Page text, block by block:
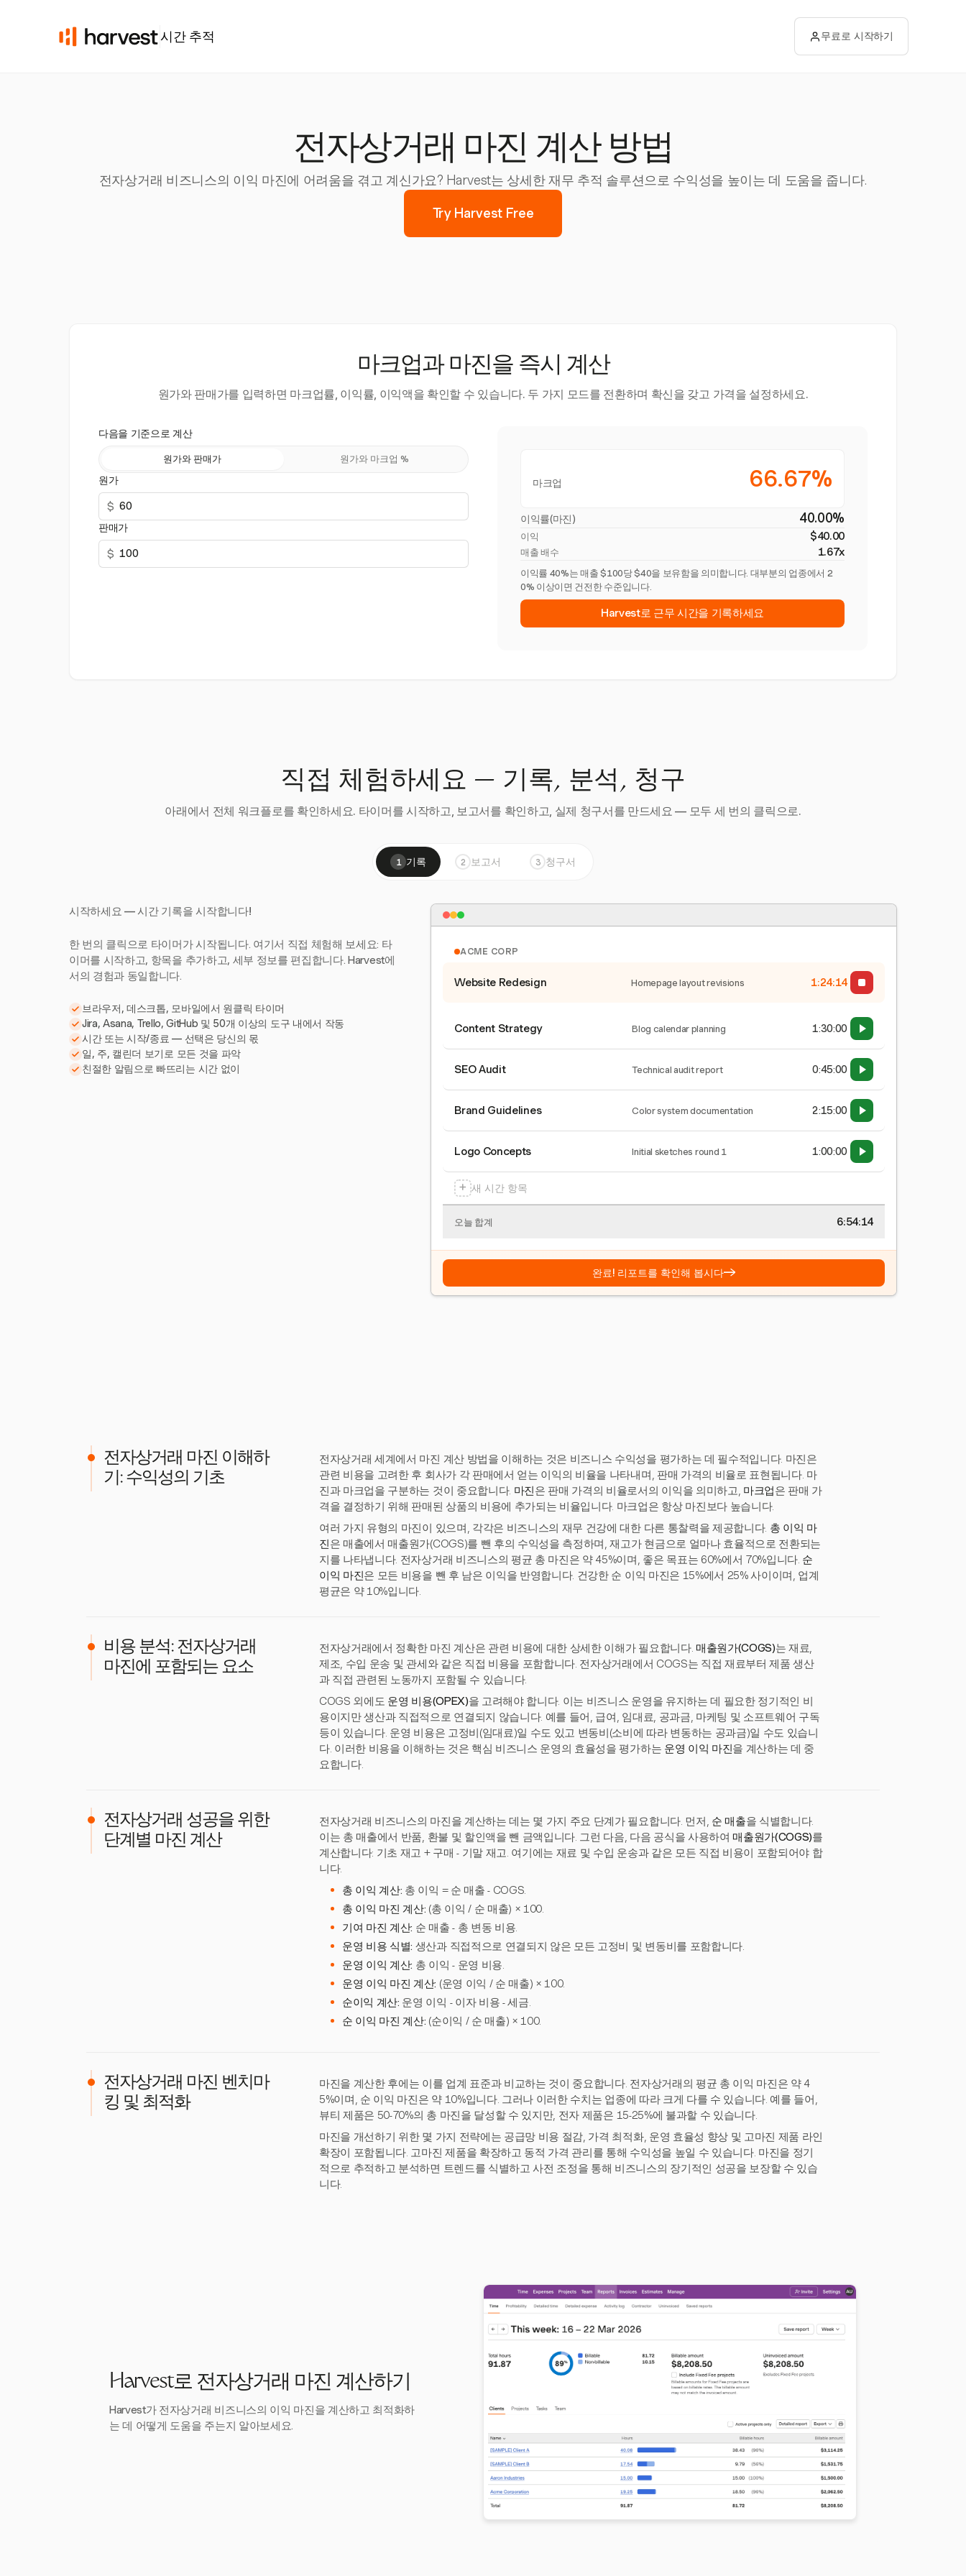
시간 추적 무료로 시작하기
전자상거래 마진 계산 방법
전자상거래 비즈니스의 이익 마진에 어려움을 겪고 계신가요? Harvest는 상세한 재무 추적 솔루션으로 수익성을 높이는 데 도움을 줍니다.
Try Harvest Free
마크업과 마진을 즉시 계산
원가와 판매가를 입력하면 마크업률, 이익률, 이익액을 확인할 수 있습니다. 두 가지 모드를 전환하며 확신을 갖고 가격을 설정하세요.
다음을 기준으로 계산
원가와 판매가 원가와 마크업 %
원가
$
판매가
$
마크업 66.67%
이익률(마진) 40.00%
이익 $40.00
매출 배수 1.67x
이익률 40%는 매출 $100당 $40을 보유함을 의미합니다. 대부분의 업종에서 2
0% 이상이면 건전한 수준입니다.
Harvest로 근무 시간을 기록하세요
직접 체험하세요 — 기록, 분석, 청구
아래에서 전체 워크플로를 확인하세요. 타이머를 시작하고, 보고서를 확인하고, 실제 청구서를 만드세요 — 모두 세 번의 클릭으로.
1 기록 2 보고서 3 청구서
시작하세요 — 시간 기록을 시작합니다!
한 번의 클릭으로 타이머가 시작됩니다. 여기서 직접 체험해 보세요: 타
이머를 시작하고, 항목을 추가하고, 세부 정보를 편집합니다. Harvest에
서의 경험과 동일합니다.
브라우저, 데스크톱, 모바일에서 원클릭 타이머
Jira, Asana, Trello, GitHub 및 50개 이상의 도구 내에서 작동
시간 또는 시작/종료 — 선택은 당신의 몫
일, 주, 캘린더 보기로 모든 것을 파악
친절한 알림으로 빠뜨리는 시간 없이
ACME CORP
Website Redesign Homepage layout revisions 1:24:14
Content Strategy Blog calendar planning 1:30:00
SEO Audit Technical audit report 0:45:00
Brand Guidelines Color system documentation 2:15:00
Logo Concepts Initial sketches round 1 1:00:00
+ 새 시간 항목
오늘 합계 6:54:14
완료! 리포트를 확인해 봅시다→
전자상거래 마진 이해하
기: 수익성의 기초
전자상거래 세계에서 마진 계산 방법을 이해하는 것은 비즈니스 수익성을 평가하는 데 필수적입니다. 마진은
관련 비용을 고려한 후 회사가 각 판매에서 얻는 이익의 비율을 나타내며, 판매 가격의 비율로 표현됩니다. 마
진과 마크업을 구분하는 것이 중요합니다. 마진은 판매 가격의 비율로서의 이익을 의미하고, 마크업은 판매 가
격을 결정하기 위해 판매된 상품의 비용에 추가되는 비율입니다. 마크업은 항상 마진보다 높습니다.
여러 가지 유형의 마진이 있으며, 각각은 비즈니스의 재무 건강에 대한 다른 통찰력을 제공합니다. 총 이익 마
진은 매출에서 매출원가(COGS)를 뺀 후의 수익성을 측정하며, 재고가 현금으로 얼마나 효율적으로 전환되는
지를 나타냅니다. 전자상거래 비즈니스의 평균 총 마진은 약 45%이며, 좋은 목표는 60%에서 70%입니다. 순
이익 마진은 모든 비용을 뺀 후 남은 이익을 반영합니다. 건강한 순 이익 마진은 15%에서 25% 사이이며, 업계
평균은 약 10%입니다.
비용 분석: 전자상거래
마진에 포함되는 요소
전자상거래에서 정확한 마진 계산은 관련 비용에 대한 상세한 이해가 필요합니다. 매출원가(COGS)는 재료,
제조, 수입 운송 및 관세와 같은 직접 비용을 포함합니다. 전자상거래에서 COGS는 직접 재료부터 제품 생산
과 직접 관련된 노동까지 포함될 수 있습니다.
COGS 외에도 운영 비용(OPEX)을 고려해야 합니다. 이는 비즈니스 운영을 유지하는 데 필요한 정기적인 비
용이지만 생산과 직접적으로 연결되지 않습니다. 예를 들어, 급여, 임대료, 공과금, 마케팅 및 소프트웨어 구독
등이 있습니다. 운영 비용은 고정비(임대료)일 수도 있고 변동비(소비에 따라 변동하는 공과금)일 수도 있습니
다. 이러한 비용을 이해하는 것은 핵심 비즈니스 운영의 효율성을 평가하는 운영 이익 마진을 계산하는 데 중
요합니다.
전자상거래 성공을 위한
단계별 마진 계산
전자상거래 비즈니스의 마진을 계산하는 데는 몇 가지 주요 단계가 필요합니다. 먼저, 순 매출을 식별합니다.
이는 총 매출에서 반품, 환불 및 할인액을 뺀 금액입니다. 그런 다음, 다음 공식을 사용하여매출원가(COGS)를
계산합니다: 기초 재고 + 구매 - 기말 재고. 여기에는 재료 및 수입 운송과 같은 모든 직접 비용이 포함되어야 합
니다.
총 이익 계산: 총 이익 = 순 매출 - COGS.
총 이익 마진 계산: (총 이익 / 순 매출) × 100.
기여 마진 계산: 순 매출 - 총 변동 비용.
운영 비용 식별: 생산과 직접적으로 연결되지 않은 모든 고정비 및 변동비를 포함합니다.
운영 이익 계산: 총 이익 - 운영 비용.
운영 이익 마진 계산: (운영 이익 / 순 매출) × 100.
순이익 계산: 운영 이익 - 이자 비용 - 세금.
순 이익 마진 계산: (순이익 / 순 매출) × 100.
전자상거래 마진 벤치마
킹 및 최적화
마진을 계산한 후에는 이를 업계 표준과 비교하는 것이 중요합니다. 전자상거래의 평균 총 이익 마진은 약 4
5%이며, 순 이익 마진은 약 10%입니다. 그러나 이러한 수치는 업종에 따라 크게 다를 수 있습니다. 예를 들어,
뷰티 제품은 50-70%의 총 마진을 달성할 수 있지만, 전자 제품은 15-25%에 불과할 수 있습니다.
마진을 개선하기 위한 몇 가지 전략에는 공급망 비용 절감, 가격 최적화, 운영 효율성 향상 및 고마진 제품 라인
확장이 포함됩니다. 고마진 제품을 확장하고 동적 가격 관리를 통해 수익성을 높일 수 있습니다. 마진을 정기
적으로 추적하고 분석하면 트렌드를 식별하고 사전 조정을 통해 비즈니스의 장기적인 성공을 보장할 수 있습
니다.
Harvest로 전자상거래 마진 계산하기
Harvest가 전자상거래 비즈니스의 이익 마진을 계산하고 최적화하
는 데 어떻게 도움을 주는지 알아보세요.